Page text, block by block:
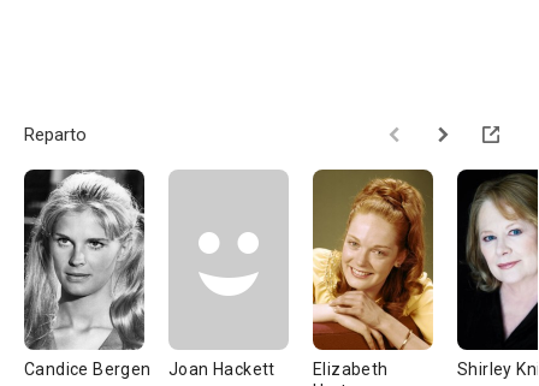
Reparto
Candice Bergen Joan Hackett
Elizabeth
Shirley